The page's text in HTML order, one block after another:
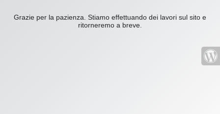
Grazie per la pazienza. Stiamo effettuando dei lavori sul sito e
ritorneremo a breve.